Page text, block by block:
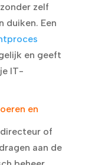
zelf
duiken. Een
en geeft
IT-
en
of
aan de